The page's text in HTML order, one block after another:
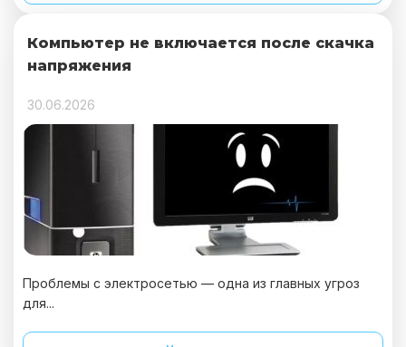
Компьютер не включается после скачка
напряжения
30.06.2026
Проблемы с электросетью — одна из главных угроз
для...